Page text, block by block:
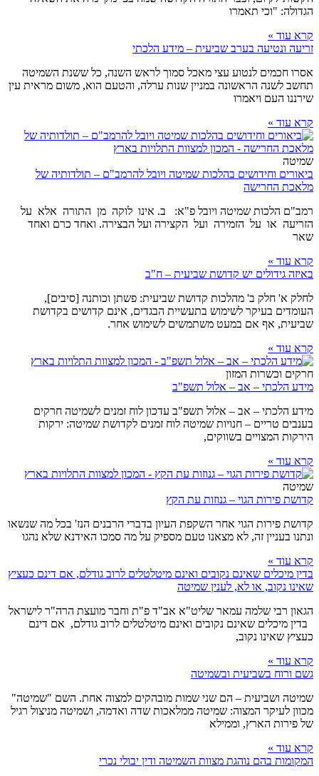
הגדולה: "וכי תאמרו
קרא עוד »
זריעה ונטיעה בערב שביעית – מידע הלכתי
אסרו חכמים לנטוע עצי מאכל סמוך לראש השנה, כל ששנת השמיטה
תחשב לשנה הראשונה במניין שנות ערלה, והטעם הוא, משום מראית עין
שירננו העם ויאמרו
קרא עוד »
שמיטה
ביאורים וחידושים בהלכות שמיטה ויובל להרמב"ם – תולדותיה של
מלאכת החרישה
רמב"ם הלכות שמיטה ויובל פ"א: ב. אינו לוקה מן התורה אלא על
הזריעה או על הזמירה ועל הקצירה ועל הבצירה. ואחד כרם ואחד
שאר
קרא עוד »
באיזה גידולים יש קדושת שביעית – ח"ב
לחלק א' חלק ב' מהלכות קדושת שביעית: פשתן וכותנה [סיבים],
העומדים בעיקר לשימוש בתעשיית הבגדים, אינם קדושים בקדושת
שביעית, אף אם במעט משתמשים לשימוש אחר.
קרא עוד »
חרקים וכשרות המזון
מידע הלכתי – אב – אלול תשפ"ב
מידע הלכתי – אב – אלול תשפ"ב עדכון לוח זמנים לשמיטה חרקים
בענבים טריים – חנויות שמיטה לוח זמנים לקדושת שמיטה: ירקות
הירקות המצויים בשווקים,
קרא עוד »
שמיטה
קדושת פירות הגוי – גנוזות עת הקץ
קדושת פירות הגוי אחר השקפת העיון בדברי הרבנים הנז' בכל מה שנשאו
ונתנו בעניין זה, לא מצאנו טעם מספיק על מה סמכו האידנא שלא נהגו
קרא עוד »
בדין מיכלים שאינם נקובים ואינם מיטלטלים לרוב גודלם, אם דינם כעציץ
שאינו נקוב, או לא, לענין שמיטה
הגאון רבי שלמה עמאר שליט"א אב"ד פ"ת וחבר מועצת הרה"ר לישראל
בדין מיכלים שאינם נקובים ואינם מיטלטלים לרוב גודלם, אם דינם
כעציץ שאינו נקוב,
קרא עוד »
גשם ורוח בשביעית ובשמיטה
שמיטה ושביעית – הם שני שמות מובהקים למצוה אחת. השם "שמיטה"
מכוון לעיקר המצוה: שמיטה ממלאכות שדה ואדמה, ושמיטה מניצול רגיל
של פירות הארץ, וממילא
קרא עוד »
המקומות בהם נוהגת מצוות השמיטה ודין יבולי נכרי